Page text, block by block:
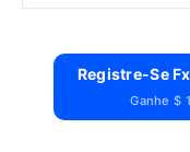
Registre-Se
Ganhe $